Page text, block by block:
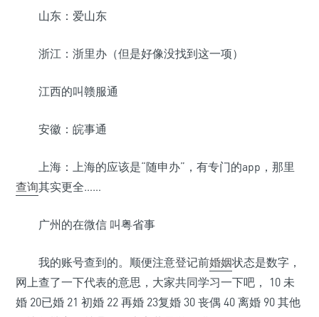
山东：爱山东
浙江：浙里办（但是好像没找到这一项）
江西的叫赣服通
安徽：皖事通
上海：上海的应该是“随申办”，有专门的app，那里
查询其实更全……
广州的在微信 叫粤省事
我的账号查到的。顺便注意登记前婚姻状态是数字，
网上查了一下代表的意思，大家共同学习一下吧， 10 未
婚 20已婚 21 初婚 22 再婚 23复婚 30 丧偶 40 离婚 90 其他